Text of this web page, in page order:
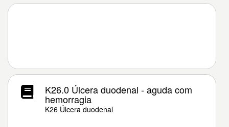
K26.0 Úlcera duodenal - aguda com
hemorragia
K26 Úlcera duodenal